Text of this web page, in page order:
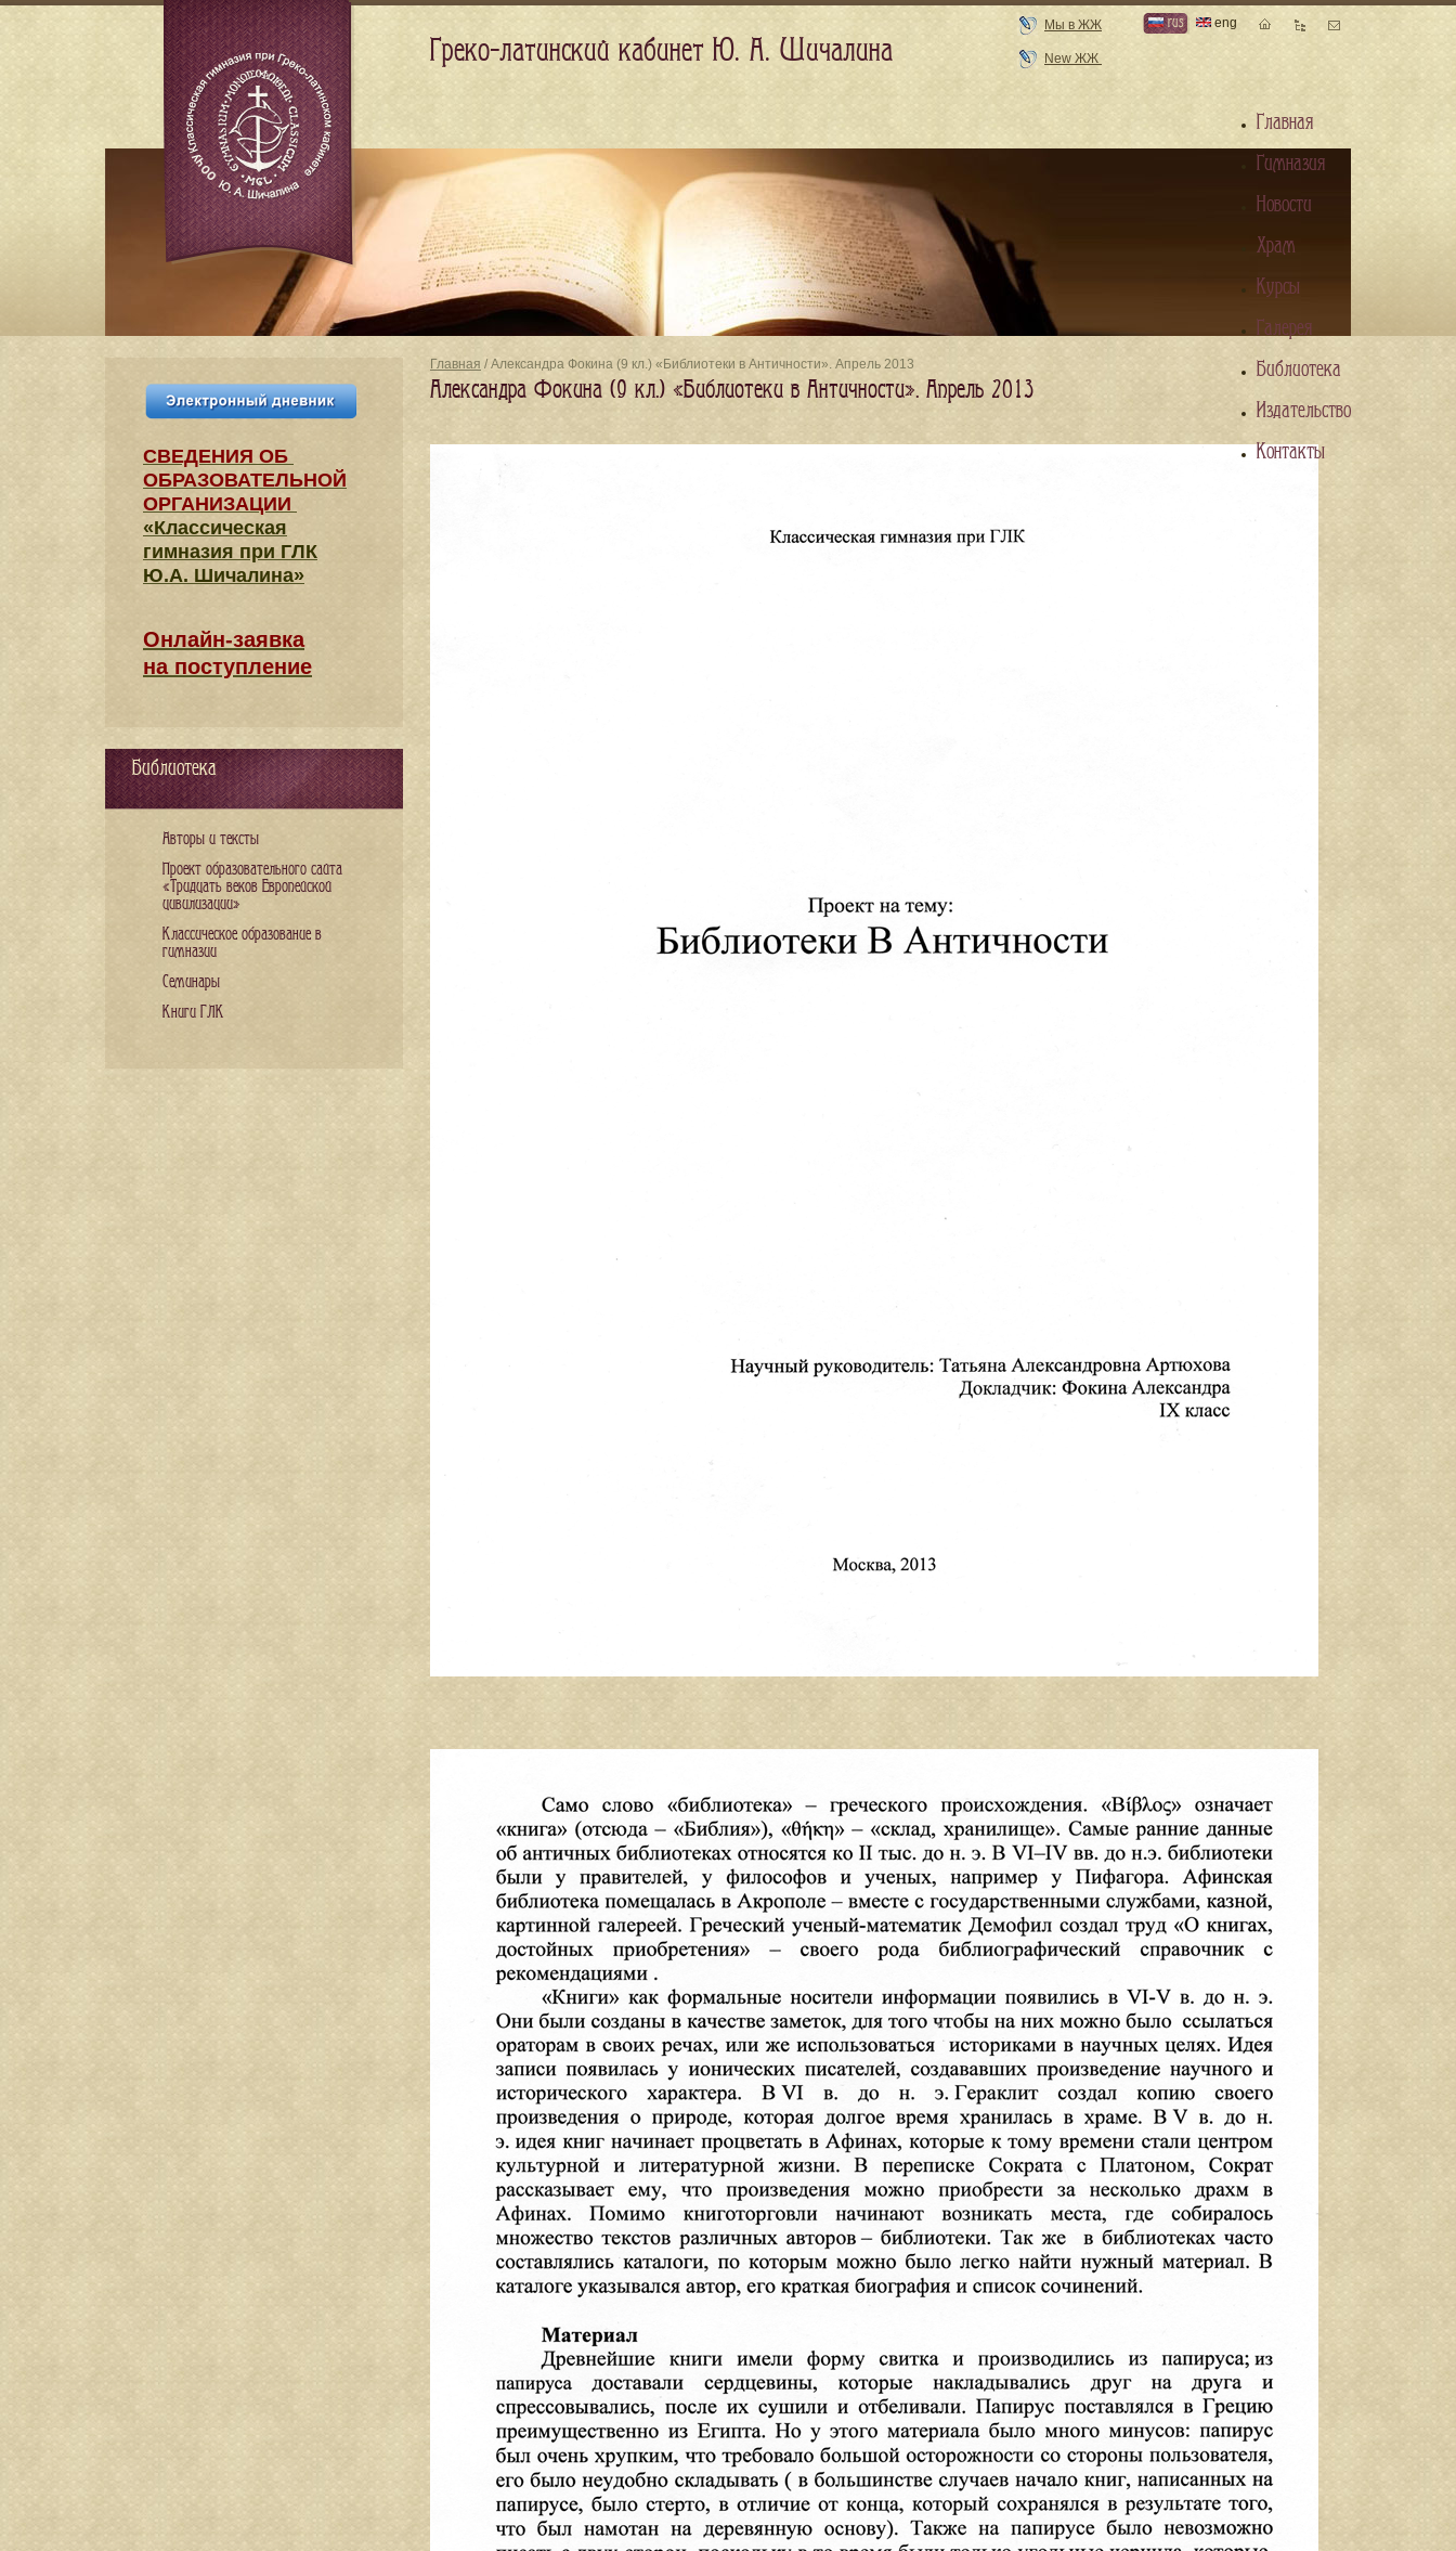
Главная / Александра Фокина (9 кл.) «Библиотеки в Античности». Апрель 2013
Александра Фокина (9 кл.) «Библиотеки в Античности». Апрель 2013
СВЕДЕНИЯ​ ОБ
ОБРАЗОВАТЕЛЬНОЙ
ОРГАНИЗАЦИИ
«Классическая
гимназия при ГЛК
Ю.А. Шичалина»
Онлайн-заявка
на поступление
Библиотека
Авторы и тексты
Проект образовательного сайта
«Тридцать веков Европейской
цивилизации»
Классическое образование в
гимназии
Семинары
Книги ГЛК
Греко-латинский кабинет Ю. А. Шичалина
Мы в ЖЖ
New ЖЖ
rus eng
Главная
Гимназия
Новости
Храм
Курсы
Галерея
Библиотека
Издательство
Контакты